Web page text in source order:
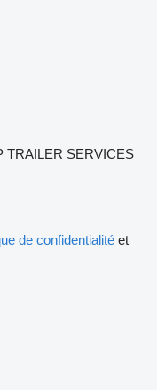
TRAILER SERVICES
de confidentialité et